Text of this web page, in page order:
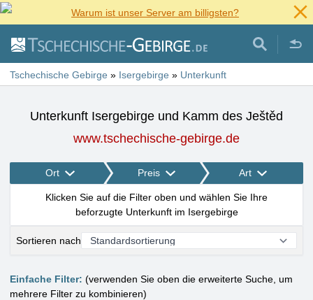
Warum ist unser Server am billigsten?
Tschechische Gebirge » Isergebirge » Unterkunft
Unterkunft Isergebirge und Kamm des Ještěd
www.tschechische-gebirge.de
Ort Preis Art
Klicken Sie auf die Filter oben und wählen Sie Ihre
beforzugte Unterkunft im Isergebirge
Sortieren nach
Einfache Filter: (verwenden Sie oben die erweiterte Suche, um
mehrere Filter zu kombinieren)